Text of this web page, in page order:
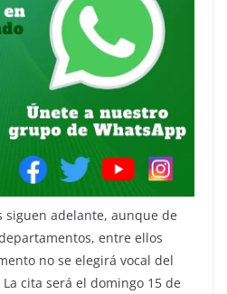
siguen adelante, aunque de
entre ellos
no se elegirá vocal del
cita será el domingo 15 de